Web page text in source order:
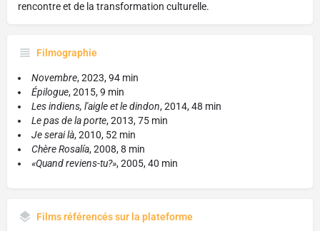
rencontre et de la transformation culturelle.
Filmographie
Novembre, 2023, 94 min
Épilogue, 2015, 9 min
Les indiens, l'aigle et le dindon, 2014, 48 min
Le pas de la porte, 2013, 75 min
Je serai là, 2010, 52 min
Chère Rosalía, 2008, 8 min
«Quand reviens-tu?», 2005, 40 min
Films référencés sur la plateforme